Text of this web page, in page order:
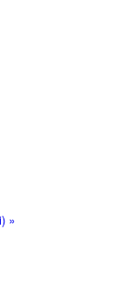
»